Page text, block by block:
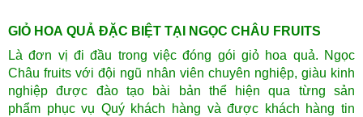
GIỎ HOA QUẢ ĐẶC BIỆT TẠI NGỌC CHÂU FRUITS
Là đơn vị đi đầu trong việc đóng gói giỏ hoa quả. Ngọc
Châu fruits với đội ngũ nhân viên chuyên nghiệp, giàu kinh
nghiệp được đào tạo bài bản thể hiện qua từng sản
phẩm phục vụ Quý khách hàng và được khách hàng tin